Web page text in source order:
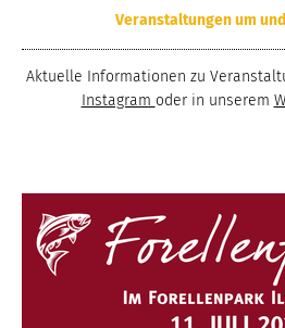
Veranstaltungen um
Aktuelle Informationen zu
Instagram oder in unserem